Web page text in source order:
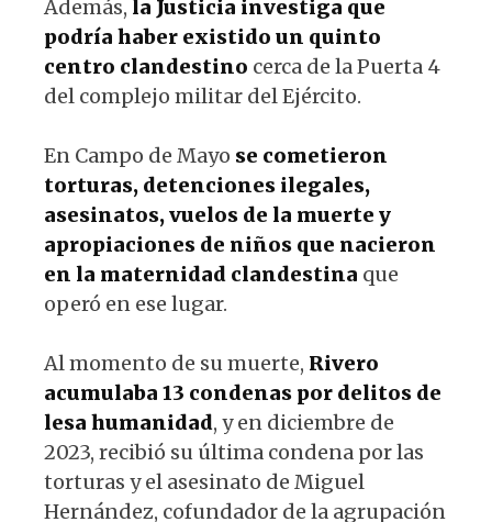
Además, la Justicia investiga que
podría haber existido un quinto
centro clandestino cerca de la Puerta 4
del complejo militar del Ejército.
En Campo de Mayo se cometieron
torturas, detenciones ilegales,
asesinatos, vuelos de la muerte y
apropiaciones de niños que nacieron
en la maternidad clandestina que
operó en ese lugar.
Al momento de su muerte, Rivero
acumulaba 13 condenas por delitos de
lesa humanidad, y en diciembre de
2023, recibió su última condena por las
torturas y el asesinato de Miguel
Hernández, cofundador de la agrupación